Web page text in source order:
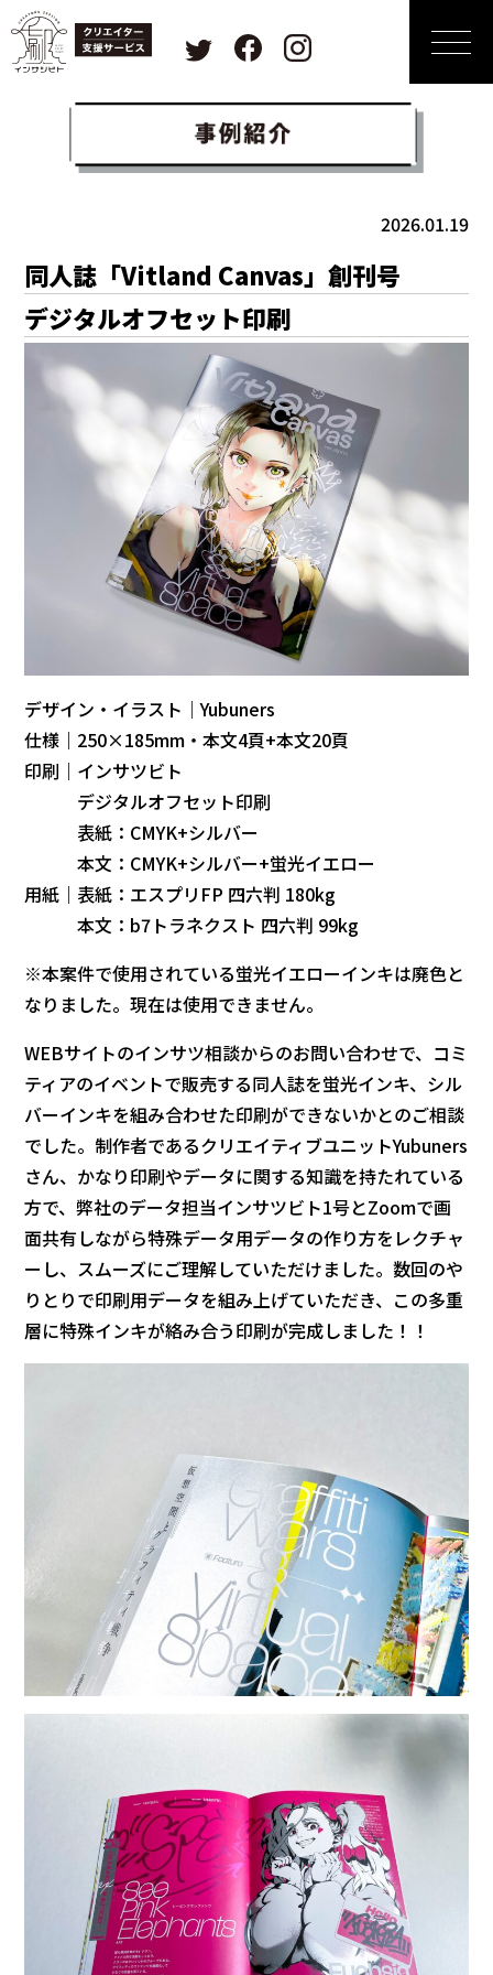
2026.01.19
同人誌「Vitland Canvas」創刊号
デジタルオフセット印刷
デザイン・イラスト｜Yubuners
仕様｜250×185mm・本文4頁+本文20頁
印刷｜インサツビト
デジタルオフセット印刷
表紙：CMYK+シルバー
本文：CMYK+シルバー+蛍光イエロー
用紙｜表紙：エスプリFP 四六判 180kg
本文：b7トラネクスト 四六判 99kg
※本案件で使用されている蛍光イエローインキは廃色と
なりました。現在は使用できません。
WEBサイトのインサツ相談からのお問い合わせで、コミ
ティアのイベントで販売する同人誌を蛍光インキ、シル
バーインキを組み合わせた印刷ができないかとのご相談
でした。制作者であるクリエイティブユニットYubuners
さん、かなり印刷やデータに関する知識を持たれている
方で、弊社のデータ担当インサツビト1号とZoomで画
面共有しながら特殊データ用データの作り方をレクチャ
ーし、スムーズにご理解していただけました。数回のや
りとりで印刷用データを組み上げていただき、この多重
層に特殊インキが絡み合う印刷が完成しました！！